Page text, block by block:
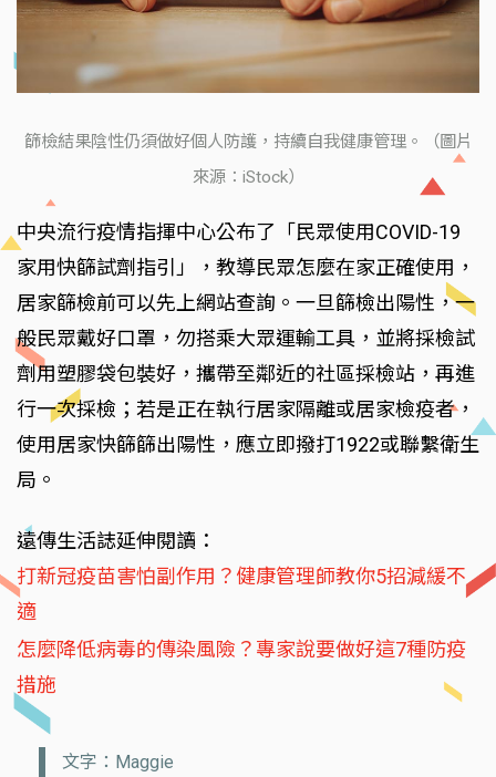
篩檢結果陰性仍須做好個人防護，持續自我健康管理。（圖片
來源：iStock）
中央流行疫情指揮中心公布了「民眾使用COVID-19
家用快篩試劑指引」，教導民眾怎麼在家正確使用，
居家篩檢前可以先上網站查詢。一旦篩檢出陽性，一
般民眾戴好口罩，勿搭乘大眾運輸工具，並將採檢試
劑用塑膠袋包裝好，攜帶至鄰近的社區採檢站，再進
行一次採檢；若是正在執行居家隔離或居家檢疫者，
使用居家快篩篩出陽性，應立即撥打1922或聯繫衛生
局。
遠傳生活誌延伸閱讀：
打新冠疫苗害怕副作用？健康管理師教你5招減緩不
適
怎麼降低病毒的傳染風險？專家說要做好這7種防疫
措施
文字：Maggie